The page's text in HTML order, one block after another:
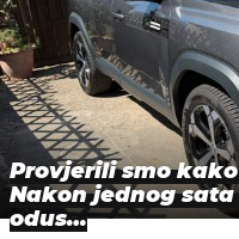
Provjerili smo
Nakon jednog
odus…